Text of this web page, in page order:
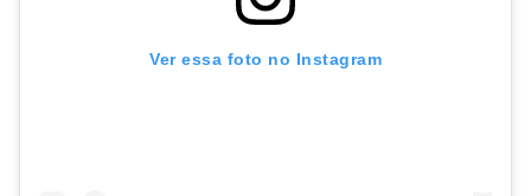
Ver essa foto no Instagram